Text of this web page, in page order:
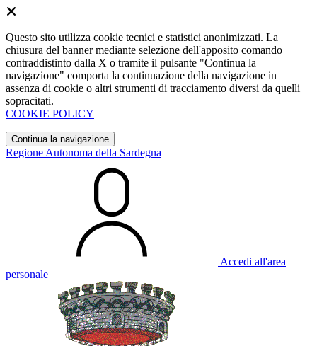
Questo sito utilizza cookie tecnici e statistici anonimizzati. La
chiusura del banner mediante selezione dell'apposito comando
contraddistinto dalla X o tramite il pulsante "Continua la
navigazione" comporta la continuazione della navigazione in
assenza di cookie o altri strumenti di tracciamento diversi da quelli
sopracitati.
COOKIE POLICY
Continua la navigazione
Regione Autonoma della Sardegna
Accedi all'area
personale